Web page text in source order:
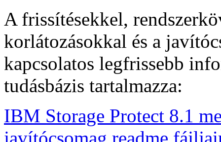
A frissítésekkel,
korlátozásokkal és a
kapcsolatos legfrissebb
tudásbázis tartalmazza:
IBM Storage Protect 8.1
javítócsomag readme